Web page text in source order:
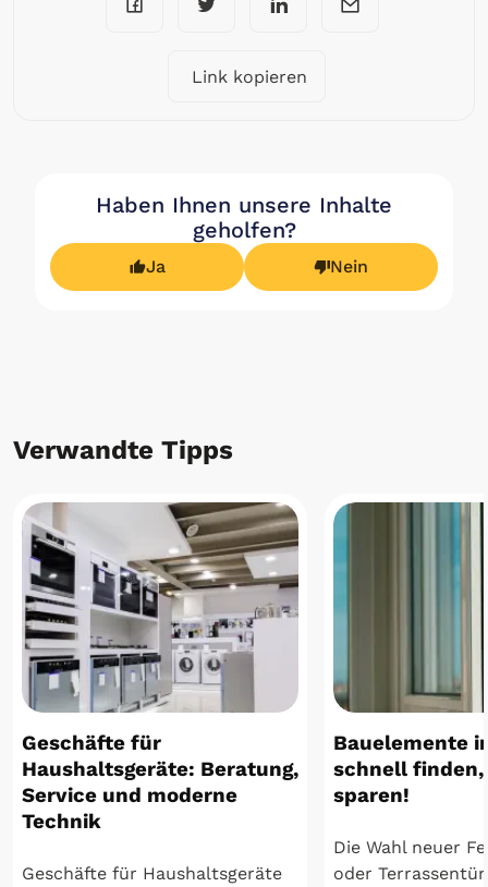
Link kopieren
Haben Ihnen unsere Inhalte
geholfen?
Ja Nein
Verwandte Tipps
Geschäfte für
Haushaltsgeräte: Beratung,
Service und moderne
Technik
Geschäfte für Haushaltsgeräte
Bauelemente
schnell
sparen!
Die Wahl neuer
oder